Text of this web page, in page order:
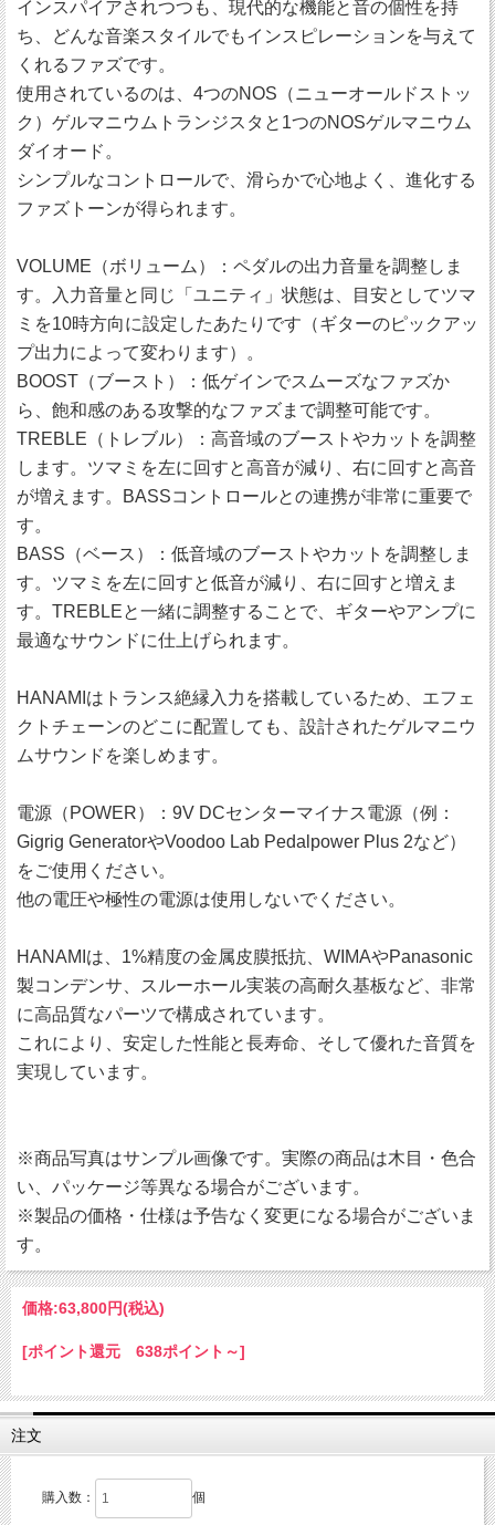
インスパイアされつつも、現代的な機能と音の個性を持
ち、どんな音楽スタイルでもインスピレーションを与えて
くれるファズです。
使用されているのは、4つのNOS（ニューオールドストッ
ク）ゲルマニウムトランジスタと1つのNOSゲルマニウム
ダイオード。
シンプルなコントロールで、滑らかで心地よく、進化する
ファズトーンが得られます。
VOLUME（ボリューム）：ペダルの出力音量を調整しま
す。入力音量と同じ「ユニティ」状態は、目安としてツマ
ミを10時方向に設定したあたりです（ギターのピックアッ
プ出力によって変わります）。
BOOST（ブースト）：低ゲインでスムーズなファズか
ら、飽和感のある攻撃的なファズまで調整可能です。
TREBLE（トレブル）：高音域のブーストやカットを調整
します。ツマミを左に回すと高音が減り、右に回すと高音
が増えます。BASSコントロールとの連携が非常に重要で
す。
BASS（ベース）：低音域のブーストやカットを調整しま
す。ツマミを左に回すと低音が減り、右に回すと増えま
す。TREBLEと一緒に調整することで、ギターやアンプに
最適なサウンドに仕上げられます。
HANAMIはトランス絶縁入力を搭載しているため、エフェ
クトチェーンのどこに配置しても、設計されたゲルマニウ
ムサウンドを楽しめます。
電源（POWER）：9V DCセンターマイナス電源（例：
Gigrig GeneratorやVoodoo Lab Pedalpower Plus 2など）
をご使用ください。
他の電圧や極性の電源は使用しないでください。
HANAMIは、1%精度の金属皮膜抵抗、WIMAやPanasonic
製コンデンサ、スルーホール実装の高耐久基板など、非常
に高品質なパーツで構成されています。
これにより、安定した性能と長寿命、そして優れた音質を
実現しています。
※商品写真はサンプル画像です。実際の商品は木目・色合
い、パッケージ等異なる場合がございます。
※製品の価格・仕様は予告なく変更になる場合がございま
す。
価格:63,800円(税込)
[ポイント還元 638ポイント～]
注文
購入数： 個